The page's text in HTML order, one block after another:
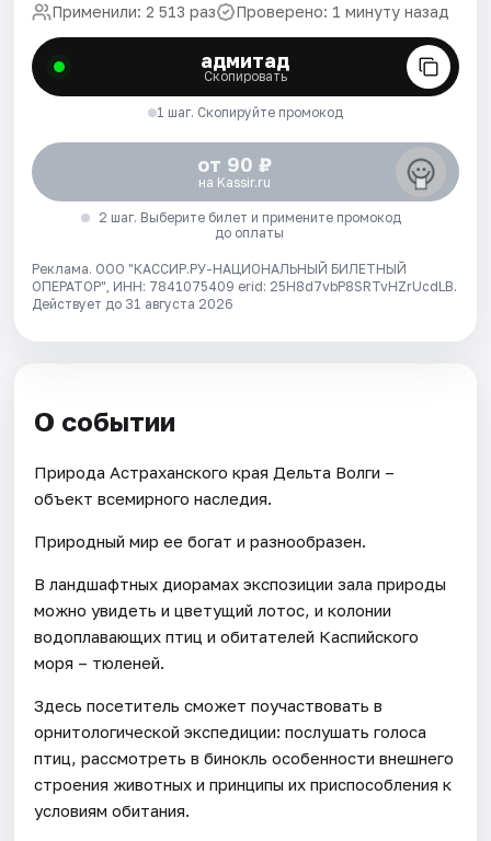
Применили: 2 513 раз Проверено: 1 минуту назад
адмитад
Скопировать
1 шаг. Скопируйте промокод
от 90 ₽
на Kassir.ru
2 шаг. Выберите билет и примените промокод
до оплаты
Реклама. ООО "КАССИР.РУ-НАЦИОНАЛЬНЫЙ БИЛЕТНЫЙ
ОПЕРАТОР", ИНН: 7841075409 erid: 25H8d7vbP8SRTvHZrUcdLB.
Действует до 31 августа 2026
О событии
Природа Астраханского края Дельта Волги –
объект всемирного наследия.
Природный мир ее богат и разнообразен.
В ландшафтных диорамах экспозиции зала природы
можно увидеть и цветущий лотос, и колонии
водоплавающих птиц и обитателей Каспийского
моря – тюленей.
Здесь посетитель сможет поучаствовать в
орнитологической экспедиции: послушать голоса
птиц, рассмотреть в бинокль особенности внешнего
строения животных и принципы их приспособления к
условиям обитания.